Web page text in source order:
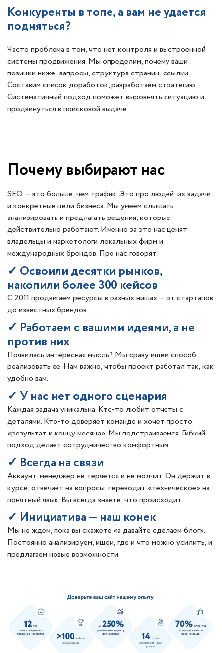
Конкуренты в топе, а вам не удается
подняться?
Часто проблема в том, что нет контроля и выстроенной
системы продвижения. Мы определим, почему ваши
позиции ниже: запросы, структура страниц, ссылки.
Составим список доработок, разработаем стратегию.
Систематичный подход поможет выровнять ситуацию и
продвинуться в поисковой выдаче.
Почему выбирают нас
SEO — это больше, чем трафик. Это про людей, их задачи
и конкретные цели бизнеса. Мы умеем слышать,
анализировать и предлагать решения, которые
действительно работают. Именно за это нас ценят
владельцы и маркетологи локальных фирм и
международных брендов. Про нас говорят:
✓ Освоили десятки рынков,
накопили более 300 кейсов
С 2011 продвигаем ресурсы в разных нишах — от стартапов
до известных брендов.
✓ Работаем с вашими идеями, а не
против них
Появилась интересная мысль? Мы сразу ищем способ
реализовать ее. Нам важно, чтобы проект работал так, как
удобно вам.
✓ У нас нет одного сценария
Каждая задача уникальна. Кто-то любит отчеты с
деталями. Кто-то доверяет команде и хочет просто
«результат к концу месяца». Мы подстраиваемся. Гибкий
подход делает сотрудничество комфортным.
✓ Всегда на связи
Аккаунт-менеджер не теряется и не молчит. Он держит в
курсе, отвечает на вопросы, переводит «техническое» на
понятный язык. Вы всегда знаете, что происходит.
✓ Инициатива — наш конек
Мы не ждем, пока вы скажете «а давайте сделаем блог».
Постоянно анализируем, ищем, где и что можно усилить, и
предлагаем новые возможности.